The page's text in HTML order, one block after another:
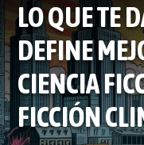
LO QUE TE
DEFINE
CIENCIA
FICCIÓN